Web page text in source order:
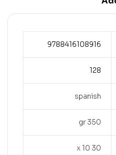
9788416108916
128
spanish
350 gr
30 x 10